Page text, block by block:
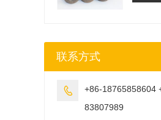
联系方式

+86-18765858604
83807989